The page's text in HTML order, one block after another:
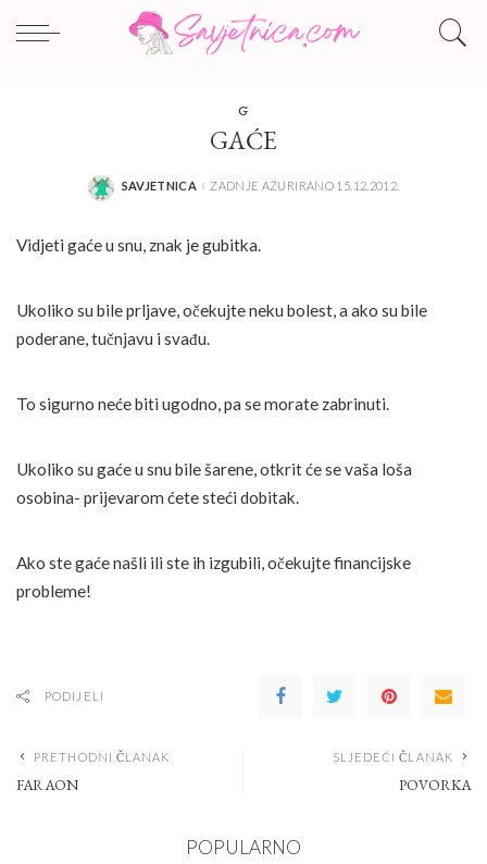
G
GAĆE
POSTED
SAVJETNICA ZADNJE AŽURIRANO 15.12.2012.
Vidjeti gaće u snu, znak je gubitka.
Ukoliko su bile prljave, očekujte neku bolest, a ako su bile
poderane, tučnjavu i svađu.
To sigurno neće biti ugodno, pa se morate zabrinuti.
Ukoliko su gaće u snu bile šarene, otkrit će se vaša loša
osobina- prijevarom ćete steći dobitak.
Ako ste gaće našli ili ste ih izgubili, očekujte financijske
probleme!
PODIJELI
PRETHODNI ČLANAK
FARAON
SLJEDEĆI ČLANAK
POVORKA
POPULARNO